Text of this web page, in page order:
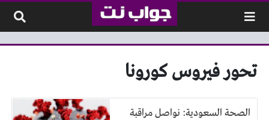
تحور فيروس كورونا
الصحة السعودية: نواصل مراقبة